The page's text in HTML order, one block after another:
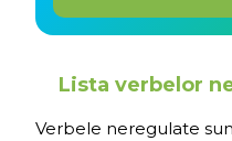
Lista verbelor
Verbele neregulate